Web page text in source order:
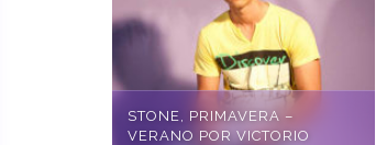
STONE, PRIMAVERA –
VERANO POR VICTORIO